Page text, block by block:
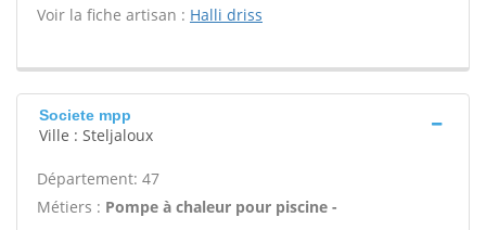
Voir la fiche artisan : Halli driss
Societe mpp
Ville : Steljaloux
Département: 47
Métiers : Pompe à chaleur pour piscine -